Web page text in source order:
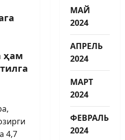
ҳам
4,7
МАЙ
2024
АПРЕЛЬ
2024
МАРТ
2024
ФЕВРАЛЬ
2024